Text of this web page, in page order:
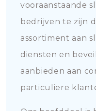
vooraanstaande
bedrijven te zijn
assortiment aan
diensten en
aanbieden aan
particuliere